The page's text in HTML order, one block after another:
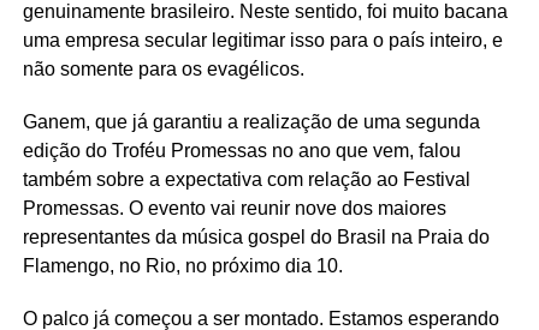
genuinamente brasileiro. Neste sentido, foi muito bacana
uma empresa secular legitimar isso para o país inteiro, e
não somente para os evagélicos.
Ganem, que já garantiu a realização de uma segunda
edição do Troféu Promessas no ano que vem, falou
também sobre a expectativa com relação ao Festival
Promessas. O evento vai reunir nove dos maiores
representantes da música gospel do Brasil na Praia do
Flamengo, no Rio, no próximo dia 10.
O palco já começou a ser montado. Estamos esperando